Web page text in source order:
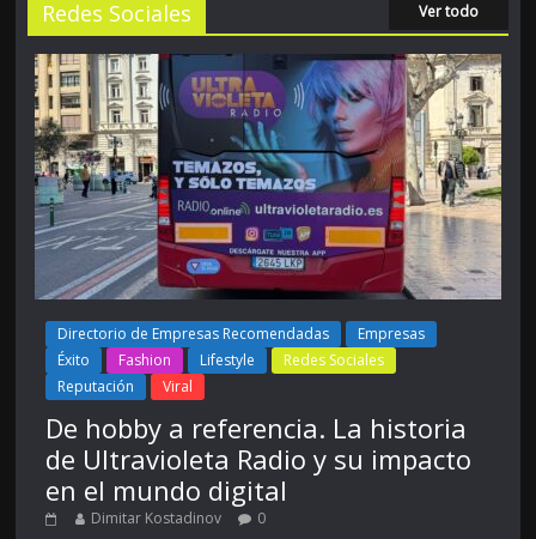
Redes Sociales Ver todo
Directorio de Empresas Recomendadas
Empresas
Éxito
Fashion Lifestyle
Redes Sociales
Reputación
Viral
De hobby a referencia. La historia
de Ultravioleta Radio y su impacto
en el mundo digital
Dimitar Kostadinov 0